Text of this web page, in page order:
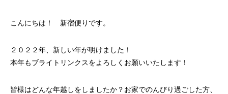
こんにちは！ 新宿便りです。
２０２２年、新しい年が明けました！
本年もブライトリンクスをよろしくお願いいたします！
皆様はどんな年越しをしましたか？お家でのんびり過ごした方、